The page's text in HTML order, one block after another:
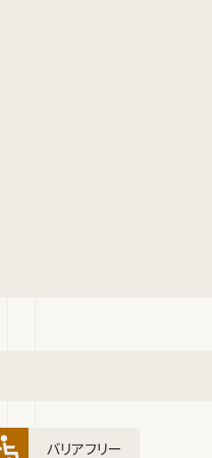
バリアフリー